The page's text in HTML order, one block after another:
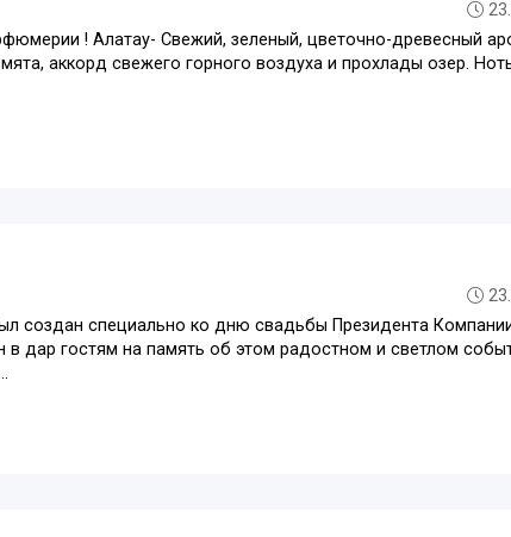
! Алатау- Свежий, зеленый, цветочно-древесный
аккорд свежего горного воздуха и прохлады озер.
создан специально ко дню свадьбы Президента
в дар гостям на память об этом радостном и светлом